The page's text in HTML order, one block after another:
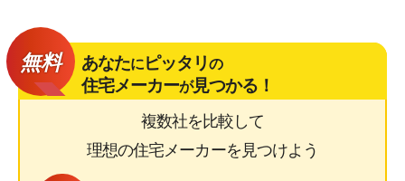
無料 あなたにピッタリの
住宅メーカーが見つかる！
複数社を比較して
理想の住宅メーカーを見つけよう